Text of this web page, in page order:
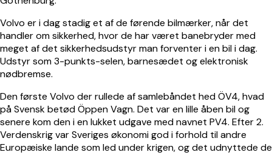
Volvo er i dag stadig et af de førende bilmærker, når det
handler om sikkerhed, hvor de har været banebryder med
meget af det sikkerhedsudstyr man forventer i en bil i dag.
Udstyr som 3-punkts-selen, barnesædet og elektronisk
nødbremse.
Den første Volvo der rullede af samlebåndet hed ÖV4, hvad
på Svensk betød Öppen Vagn. Det var en lille åben bil og
senere kom den i en lukket udgave med navnet PV4. Efter 2.
Verdenskrig var Sveriges økonomi god i forhold til andre
Europæiske lande som led under krigen, og det udnyttede de